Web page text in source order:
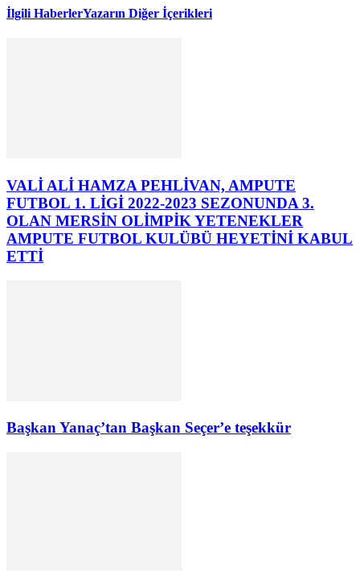
İlgili HaberlerYazarın Diğer İçerikleri
VALİ ALİ HAMZA PEHLİVAN, AMPUTE
FUTBOL 1. LİGİ 2022-2023 SEZONUNDA 3.
OLAN MERSİN OLİMPİK YETENEKLER
AMPUTE FUTBOL KULÜBÜ HEYETİNİ KABUL
ETTİ
Başkan Yanaç’tan Başkan Seçer’e teşekkür